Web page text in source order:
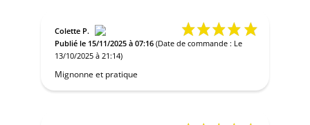
Colette P.
Publié le 15/11/2025 à 07:16(Date de commande : Le
13/10/2025 à 21:14)
Mignonne et pratique